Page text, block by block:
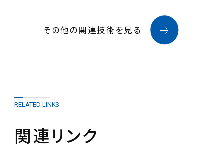
その他の関連技術を見る
RELATED LINKS
関連リンク